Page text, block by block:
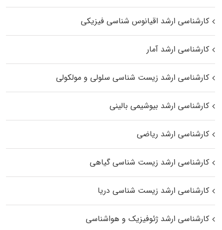
کارشناسی ارشد اقیانوس‌ شناسی فیزیکی
کارشناسی ارشد آمار
کارشناسی ارشد زیست شناسی سلولی و مولکولی
کارشناسی ارشد بیوشیمی بالینی
کارشناسی ارشد ریاضی
کارشناسی ارشد زیست‌ شناسی گیاهی
کارشناسی ارشد زیست‌ شناسی دریا
کارشناسی ارشد ژئوفیزیک و هواشناسی